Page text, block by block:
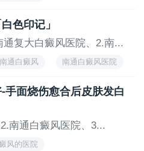
以帮助减少自由基的损害，
剂的食物有蓝莓、黑莓、石
饱和脂肪和反式脂肪可能会
择健康的脂肪来源，如橄榄
色印记」
复大白癜风医院、2.南...
南通白癜风 南通白癜风医院
手面烧伤愈合后皮肤发白
南通白癜风医院、3...
风的医院